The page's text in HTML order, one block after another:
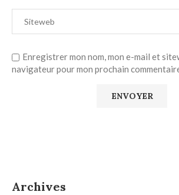
Enregistrer mon nom, mon e-mail et
navigateur pour mon prochain
Archives